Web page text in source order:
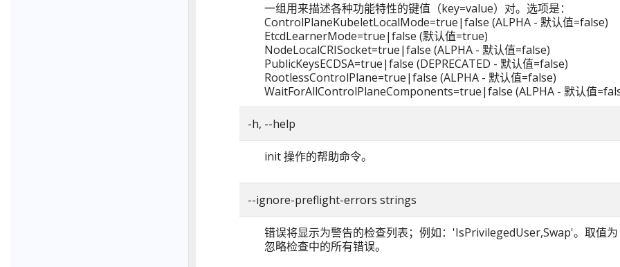
一组用来描述各种功能特性的键值（key=value）对。选项是：
ControlPlaneKubeletLocalMode=true|false (ALPHA - 默认值=false)
EtcdLearnerMode=true|false (默认值=true)
NodeLocalCRISocket=true|false (ALPHA - 默认值=false)
PublicKeysECDSA=true|false (DEPRECATED - 默认值=false)
RootlessControlPlane=true|false (ALPHA - 默认值=false)
WaitForAllControlPlaneComponents=true|false (ALPHA - 默认值
-h, --help
init 操作的帮助命令。
--ignore-preflight-errors strings
错误将显示为警告的检查列表；例如：'IsPrivilegedUser,Swap'。取值
忽略检查中的所有错误。